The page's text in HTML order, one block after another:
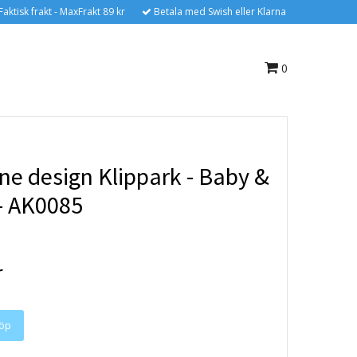
frakt - MaxFrakt 89 kr Betala med Swish eller Klarna
0
design Klippark - Baby &
AK0085